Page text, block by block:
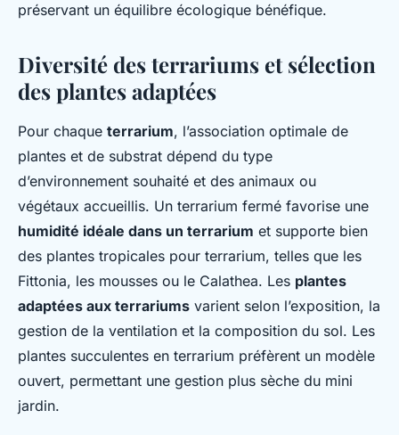
préservant un équilibre écologique bénéfique.
Diversité des terrariums et sélection
des plantes adaptées
Pour chaque terrarium, l’association optimale de
plantes et de substrat dépend du type
d’environnement souhaité et des animaux ou
végétaux accueillis. Un terrarium fermé favorise une
humidité idéale dans un terrarium et supporte bien
des plantes tropicales pour terrarium, telles que les
Fittonia, les mousses ou le Calathea. Les plantes
adaptées aux terrariums varient selon l’exposition, la
gestion de la ventilation et la composition du sol. Les
plantes succulentes en terrarium préfèrent un modèle
ouvert, permettant une gestion plus sèche du mini
jardin.